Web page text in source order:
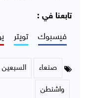
تابعنا في :
فيسبوك تويتر
صنعاء السبعين
واشنطن